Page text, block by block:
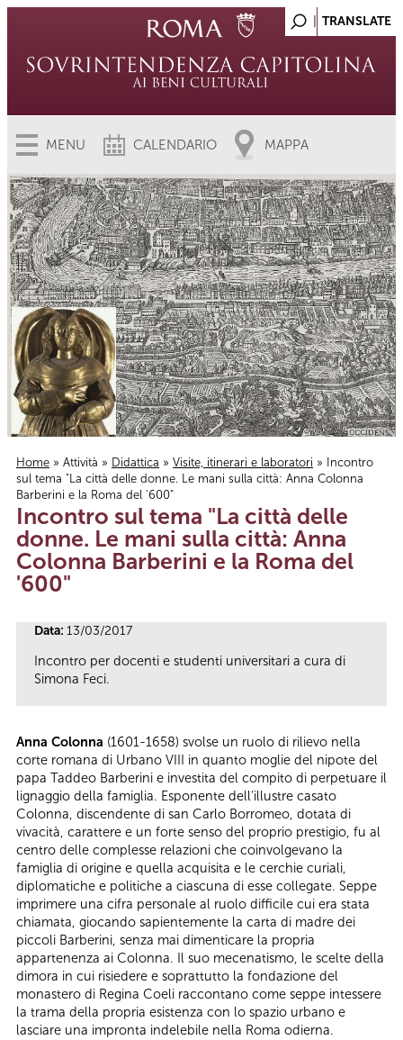
MENU CALENDARIO MAPPA
Tu sei qui
Home » Attività » Didattica » Visite, itinerari e laboratori » Incontro
sul tema "La città delle donne. Le mani sulla città: Anna Colonna
Barberini e la Roma del '600"
Incontro sul tema "La città delle
donne. Le mani sulla città: Anna
Colonna Barberini e la Roma del
'600"
Data: 13/03/2017
Incontro per docenti e studenti universitari a cura di
Simona Feci.
Anna Colonna (1601-1658) svolse un ruolo di rilievo nella
corte romana di Urbano VIII in quanto moglie del nipote del
papa Taddeo Barberini e investita del compito di perpetuare il
lignaggio della famiglia. Esponente dell’illustre casato
Colonna, discendente di san Carlo Borromeo, dotata di
vivacità, carattere e un forte senso del proprio prestigio, fu al
centro delle complesse relazioni che coinvolgevano la
famiglia di origine e quella acquisita e le cerchie curiali,
diplomatiche e politiche a ciascuna di esse collegate. Seppe
imprimere una cifra personale al ruolo difficile cui era stata
chiamata, giocando sapientemente la carta di madre dei
piccoli Barberini, senza mai dimenticare la propria
appartenenza ai Colonna. Il suo mecenatismo, le scelte della
dimora in cui risiedere e soprattutto la fondazione del
monastero di Regina Coeli raccontano come seppe intessere
la trama della propria esistenza con lo spazio urbano e
lasciare una impronta indelebile nella Roma odierna.